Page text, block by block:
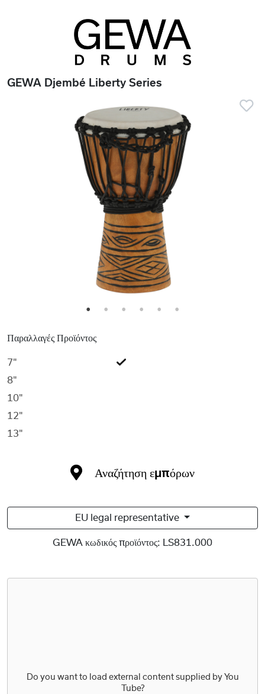
GEWA Djembé Liberty Series
1 2 3 4 5 6
Παραλλαγές Προϊόντος
7"
8"
10"
12"
13"
Αναζήτηση εμπόρων
EU legal representative
GEWA κωδικός προϊόντος: LS831.000
Do you want to load external content supplied by You
Tube?